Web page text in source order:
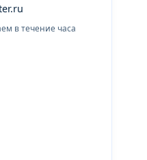
в течение часа